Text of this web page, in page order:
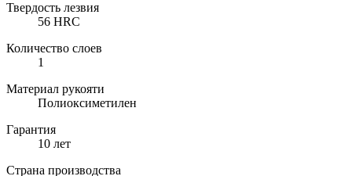
Твердость лезвия
56 HRC
Количество слоев
1
Материал рукояти
Полиоксиметилен
Гарантия
10 лет
Страна производства